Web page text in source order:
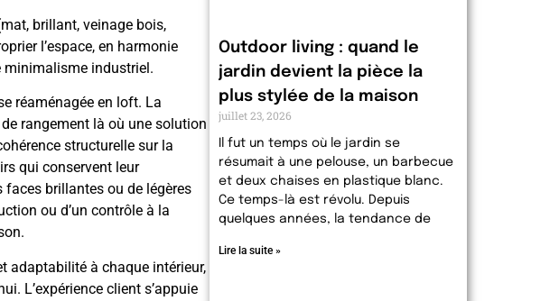
brillant, veinage bois,
l’espace, en harmonie
minimalisme industriel.
réaménagée en loft. La
rangement là où une solution
structurelle sur la
qui conservent leur
brillantes ou de légères
ou d’un contrôle à la
adaptabilité à chaque intérieur,
L’expérience client s’appuie
Outdoor living : quand le
jardin devient la pièce la
plus stylée de la maison
juillet 23, 2026
Il fut un temps où le jardin se
résumait à une pelouse, un barbecue
et deux chaises en plastique blanc.
Ce temps-là est révolu. Depuis
quelques années, la tendance de
Lire la suite »